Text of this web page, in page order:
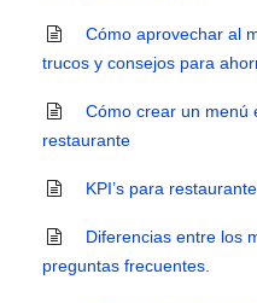
Cómo aprovechar al
trucos y consejos para
Cómo crear un menú
restaurante
KPI’s para
Diferencias entre los
preguntas frecuentes.